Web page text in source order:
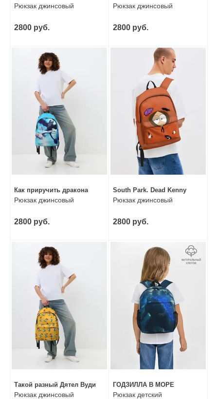
Рюкзак джинсовый
2800 руб.
Рюкзак джинсовый
2800 руб.
Как приручить дракона
Рюкзак джинсовый
2800 руб.
South Park. Dead Kenny
Рюкзак джинсовый
2800 руб.
Такой разный Дятел Вуди
Рюкзак джинсовый
ГОДЗИЛЛА В МОРЕ
Рюкзак детский